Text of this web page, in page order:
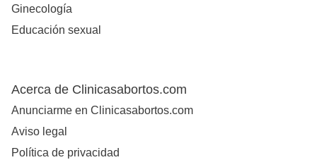
Ginecología
Educación sexual
Acerca de Clinicasabortos.com
Anunciarme en Clinicasabortos.com
Aviso legal
Política de privacidad